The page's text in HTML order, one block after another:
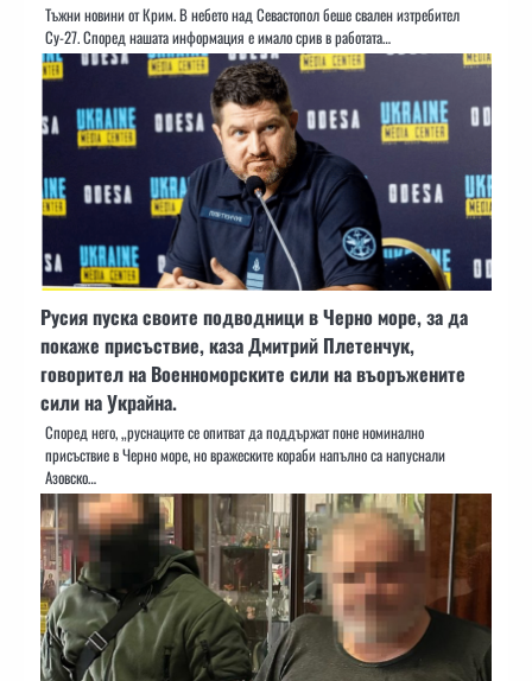
Тъжни новини от Крим. В небето над Севастопол беше свален изтребител
Су-27. Според нашата информация е имало срив в работата…
Русия пуска своите подводници в Черно море, за да
покаже присъствие, каза Дмитрий Плетенчук,
говорител на Военноморските сили на въоръжените
сили на Украйна.
Според него, „руснаците се опитват да поддържат поне номинално
присъствие в Черно море, но вражеските кораби напълно са напуснали
Азовско…